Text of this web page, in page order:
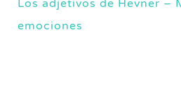
Los adjetivos de Hevner –
emociones